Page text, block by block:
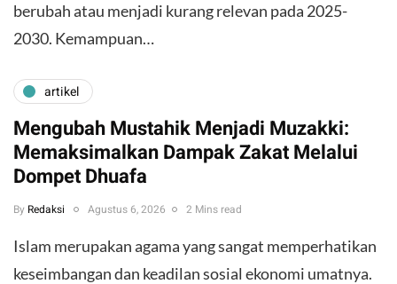
berubah atau menjadi kurang relevan pada 2025-
2030. Kemampuan…
artikel
Mengubah Mustahik Menjadi Muzakki:
Memaksimalkan Dampak Zakat Melalui
Dompet Dhuafa
By Redaksi Agustus 6, 2026 2 Mins read
Islam merupakan agama yang sangat memperhatikan
keseimbangan dan keadilan sosial ekonomi umatnya.